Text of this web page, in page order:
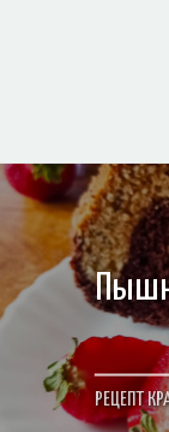
РЕЦЕПТ